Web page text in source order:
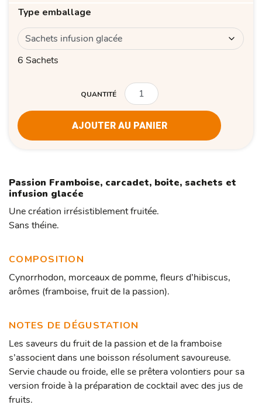
Type emballage
6 Sachets
QUANTITÉ
AJOUTER AU PANIER
Passion Framboise, carcadet, boite, sachets et
infusion glacée
Une création irrésistiblement fruitée.
Sans théine.
COMPOSITION
Cynorrhodon, morceaux de pomme, fleurs d’hibiscus,
arômes (framboise, fruit de la passion).
NOTES DE DÉGUSTATION
Les saveurs du fruit de la passion et de la framboise
s’associent dans une boisson résolument savoureuse.
Servie chaude ou froide, elle se prêtera volontiers pour sa
version froide à la préparation de cocktail avec des jus de
fruits.